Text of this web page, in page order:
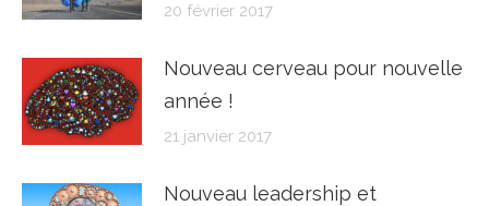
20 février 2017
Nouveau cerveau pour nouvelle
année !
21 janvier 2017
Nouveau leadership et